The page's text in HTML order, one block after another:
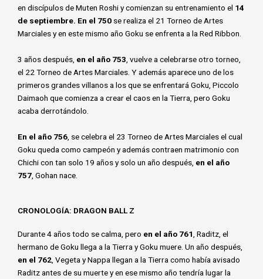
en discípulos de Muten Roshi y comienzan su entrenamiento el 14
de septiembre. En el 750 se realiza el 21 Torneo de Artes
Marciales y en este mismo año Goku se enfrenta a la Red Ribbon.
3 años después, en el año 753 , vuelve a celebrarse otro torneo,
el 22 Torneo de Artes Marciales. Y además aparece uno de los
primeros grandes villanos a los que se enfrentará Goku, Piccolo
Daimaoh que comienza a crear el caos en la Tierra, pero Goku
acaba derrotándolo.
En el año 756 , se celebra el 23 Torneo de Artes Marciales el cual
Goku queda como campeón y además contraen matrimonio con
Chichi con tan solo 19 años y solo un año después, en el año
757 , Gohan nace.
CRONOLOGÍA: DRAGON BALL Z
Durante 4 años todo se calma, pero en el año 761, Raditz, el
hermano de Goku llega a la Tierra y Goku muere. Un año después,
en el 762, Vegeta y Nappa llegan a la Tierra como había avisado
Raditz antes de su muerte y en ese mismo año tendría lugar la